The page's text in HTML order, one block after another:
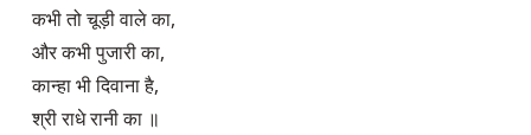
कभी तो चूड़ी वाले का,
और कभी पुजारी का,
कान्हा भी दिवाना है,
श्री राधे रानी का ॥